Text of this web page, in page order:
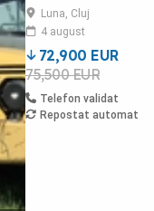
tone bena este încălzită
cauciucuri 80% bune
funcționare.
Luna, Cluj
4 august
72,900 EUR
75,500 EUR
Telefon validat
Repostat automat